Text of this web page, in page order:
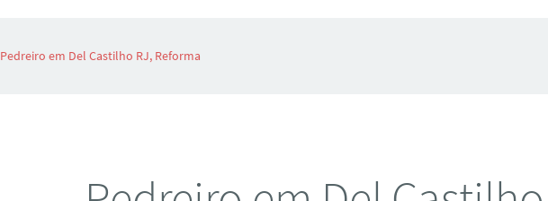
Pedreiro em Del Castilho RJ, Reforma